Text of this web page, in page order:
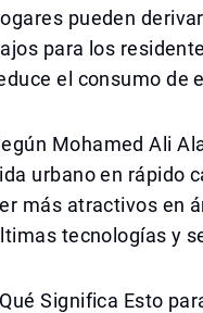
pueden
para los
el consumo de
Mohamed Ali
urbano en rápido
más atractivos en
tecnologías y
Significa Esto